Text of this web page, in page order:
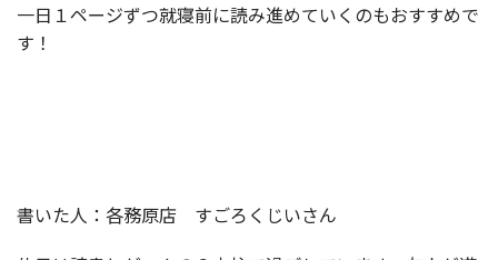
一日１ページずつ就寝前に読み進めていくのもおすすめで
す！
書いた人：各務原店 すごろくじいさん